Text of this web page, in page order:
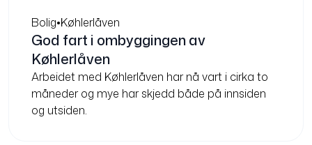
Bolig•Køhlerlåven
God fart i ombyggingen av
Køhlerlåven
Arbeidet med Køhlerlåven har nå vart i cirka to
måneder og mye har skjedd både på innsiden
og utsiden.